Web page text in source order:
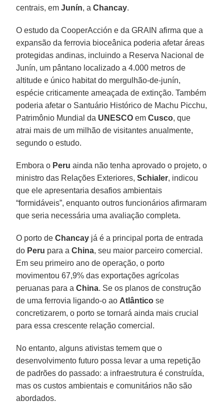
centrais, emJunín, aChancay.
O estudo da CooperAcción e da GRAIN afirma que a
expansão da ferrovia bioceânica poderia afetar áreas
protegidas andinas, incluindo a Reserva Nacional de
Junín, um pântano localizado a 4.000 metros de
altitude e único habitat do mergulhão-de-junín,
espécie criticamente ameaçada de extinção. Também
poderia afetar o Santuário Histórico de Machu Picchu,
Patrimônio Mundial da UNESCO emCusco, que
atrai mais de um milhão de visitantes anualmente,
segundo o estudo.
Embora o Peru ainda não tenha aprovado o projeto, o
ministro das Relações Exteriores,Schialer, indicou
que ele apresentaria desafios ambientais
“formidáveis”, enquanto outros funcionários afirmaram
que seria necessária uma avaliação completa.
O porto deChancay já é a principal porta de entrada
do Peru para aChina, seu maior parceiro comercial.
Em seu primeiro ano de operação, o porto
movimentou 67,9% das exportações agrícolas
peruanas para aChina. Se os planos de construção
de uma ferrovia ligando-o ao Atlântico se
concretizarem, o porto se tornará ainda mais crucial
para essa crescente relação comercial.
No entanto, alguns ativistas temem que o
desenvolvimento futuro possa levar a uma repetição
de padrões do passado: a infraestrutura é construída,
mas os custos ambientais e comunitários não são
abordados.